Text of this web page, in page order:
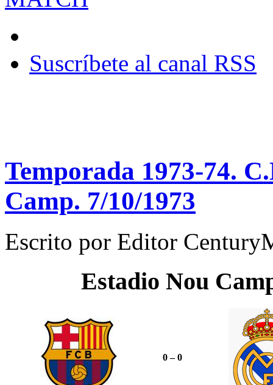
Suscríbete al canal RSS
Temporada 1973-74.
Camp. 7/10/1973
Escrito por Editor
Estadio Nou
0 – 0